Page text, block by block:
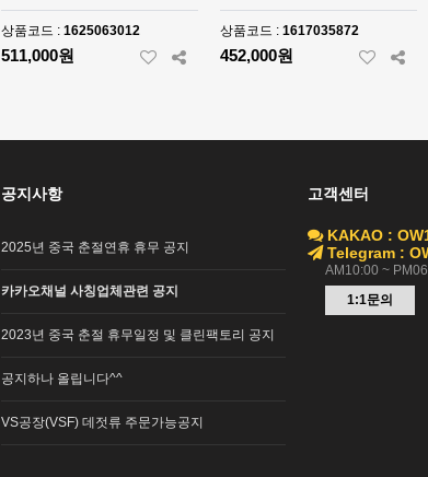
상품코드 : 1625063012
511,000원
상품코드 : 1617035872
452,000원
공지사항
2025년 중국 춘절연휴 휴무 공지
카카오채널 사칭업체관련 공지
2023년 중국 춘절 휴무일정 및 클린팩토리 공지
공지하나 올립니다^^
VS공장(VSF) 데젓류 주문가능공지
고객센터
KAKAO :
Telegram :
AM10:00 ~
1:1문의